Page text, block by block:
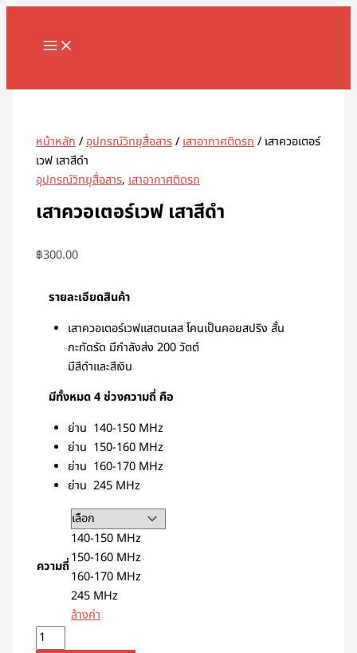
Skip
content
MAIN
หน้าหลัก/อุปกรณ์วิทยุสื่อสาร/เสาอากาศติดรถ/ เสาควอเตอร์
เวฟ เสาสีดำ
อุปกรณ์วิทยุสื่อสาร,เสาอากาศติดรถ
เสาควอเตอร์เวฟ เสาสีดำ
฿300.00
รายละเอียดสินค้า
เสาควอเตอร์เวฟแสตนเลส โคนเป็นคอยสปริง สั้น
กะทัดรัด มีกำลังส่ง 200 วัตต์
มีสีดำและสีเงิน
มีทั้งหมด 4 ช่วงความถี่ คือ
ย่าน 140-150 MHz
ย่าน 150-160 MHz
ย่าน 160-170 MHz
ย่าน 245 MHz
ความถี่
140-150 MHz
150-160 MHz
160-170 MHz
245 MHz
ล้างค่า
จำนวน
ควอเตอร์
เสา